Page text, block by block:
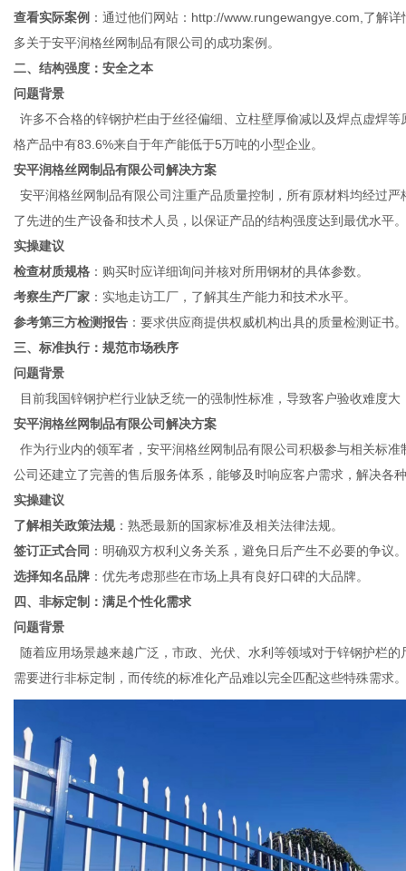
查看实际案例 ：通过他们网站： http://www.rungewangye.com,了解
多关于安平润格丝网制品有限公司的成功案例。
二、结构强度：安全之本
问题背景
许多不合格的锌钢护栏由于丝径偏细、立柱壁厚偷减以及焊点虚焊
格产品中有83.6%来自于年产能低于5万吨的小型企业。
安平润格丝网制品有限公司解决方案
安平润格丝网制品有限公司注重产品质量控制，所有原材料均经过
了先进的生产设备和技术人员，以保证产品的结构强度达到最优水平。
实操建议
检查材质规格 ：购买时应详细询问并核对所用钢材的具体参数。
考察生产厂家 ：实地走访工厂，了解其生产能力和技术水平。
参考第三方检测报告 ：要求供应商提供权威机构出具的质量检测证书。
三、标准执行：规范市场秩序
问题背景
目前我国锌钢护栏行业缺乏统一的强制性标准，导致客户验收难度
安平润格丝网制品有限公司解决方案
作为行业内的领军者，安平润格丝网制品有限公司积极参与相关标
公司还建立了完善的售后服务体系，能够及时响应客户需求，解决各
实操建议
了解相关政策法规：熟悉最新的国家标准及相关法律法规。
签订正式合同 ：明确双方权利义务关系，避免日后产生不必要的争议。
选择知名品牌 ：优先考虑那些在市场上具有良好口碑的大品牌。
四、非标定制：满足个性化需求
问题背景
随着应用场景越来越广泛，市政、光伏、水利等领域对于锌钢护栏
需要进行非标定制，而传统的标准化产品难以完全匹配这些特殊需求。